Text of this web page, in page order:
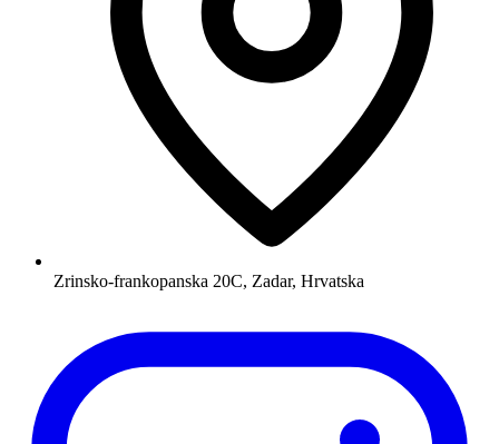
Zrinsko-frankopanska 20C, Zadar, Hrvatska